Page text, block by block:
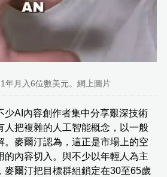
年月入6位數美元。網上圖片
少AI內容創作者集中分享艱深技術
人把複雜的人工智能概念，以一般
。麥爾汀認為，這正是市場上的空
的內容切入。與不少以年輕人為主
麥爾汀把目標群組鎖定在30至65歲